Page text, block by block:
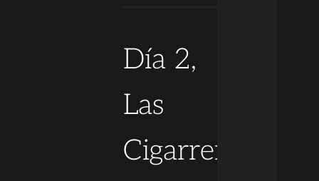
Día 2,
Las
Cigarreras